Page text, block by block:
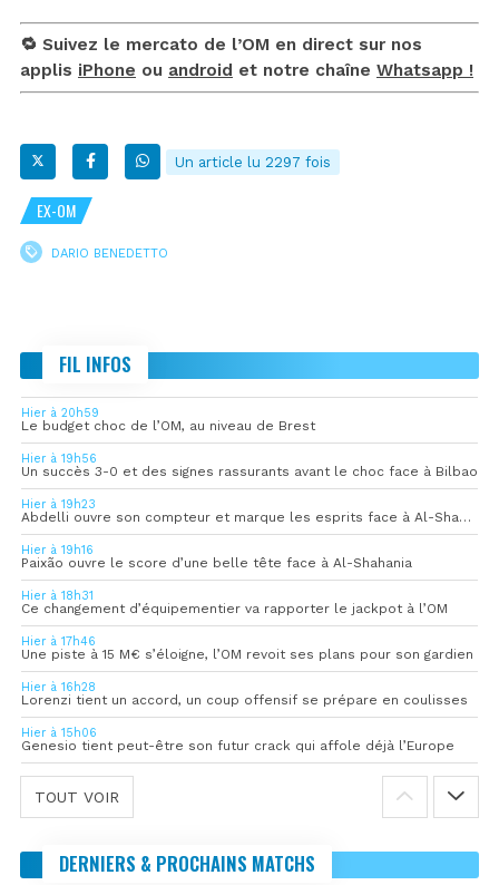
🔁 Suivez le mercato de l’OM en direct sur nos
applis iPhone ou android et notre chaîne Whatsapp !
Un article lu 2297 fois
EX-OM
DARIO BENEDETTO
FIL INFOS
Hier à 20h59
Le budget choc de l’OM, au niveau de Brest
Hier à 19h56
Un succès 3-0 et des signes rassurants avant le choc face à Bilbao
Hier à 19h23
Abdelli ouvre son compteur et marque les esprits face à Al-Shahania
Hier à 19h16
Paixão ouvre le score d’une belle tête face à Al-Shahania
Hier à 18h31
Ce changement d’équipementier va rapporter le jackpot à l’OM
Hier à 17h46
Une piste à 15 M€ s’éloigne, l’OM revoit ses plans pour son gardien
Hier à 16h28
Lorenzi tient un accord, un coup offensif se prépare en coulisses
Hier à 15h06
Genesio tient peut-être son futur crack qui affole déjà l’Europe
TOUT VOIR
DERNIERS & PROCHAINS MATCHS